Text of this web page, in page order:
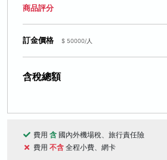
商品評分
訂金價格 $ 50000/人
含稅總額
費用 含 國內外機場稅、旅行責任險
費用 不含 全程小費、網卡